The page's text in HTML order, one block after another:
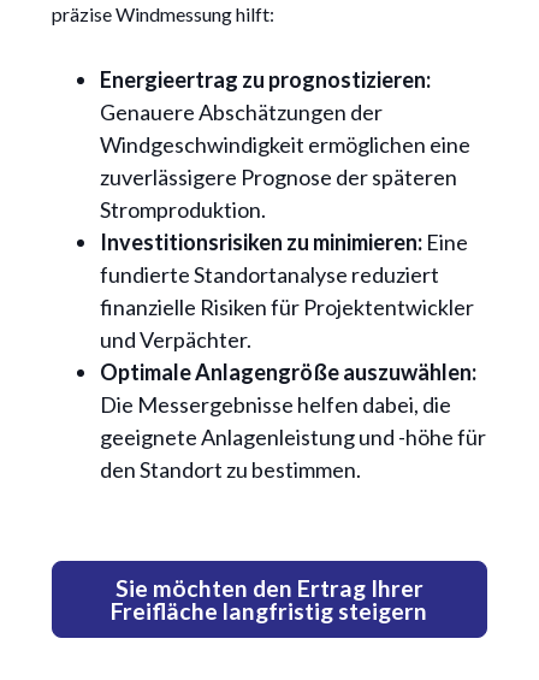
präzise Windmessung hilft:
Energieertrag zu prognostizieren:
Genauere Abschätzungen der
Windgeschwindigkeit ermöglichen eine
zuverlässigere Prognose der späteren
Stromproduktion.
Investitionsrisiken zu minimieren:Eine
fundierte Standortanalyse reduziert
finanzielle Risiken für Projektentwickler
und Verpächter.
Optimale Anlagengröße auszuwählen:
Die Messergebnisse helfen dabei, die
geeignete Anlagenleistung und -höhe für
den Standort zu bestimmen.
Sie möchten den Ertrag Ihrer
Freifläche langfristig steigern